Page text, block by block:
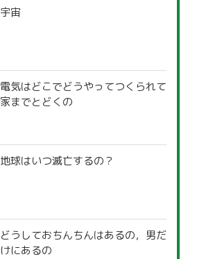
宇宙
電気はどこでどうやってつくられて
家までとどくの
地球はいつ滅亡するの？
どうしておちんちんはあるの，男だ
けにあるの